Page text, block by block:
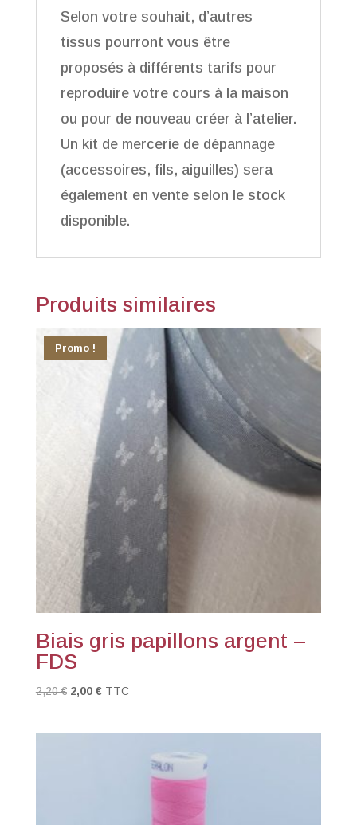
Selon votre souhait, d’autres
tissus pourront vous être
proposés à différents tarifs pour
reproduire votre cours à la maison
ou pour de nouveau créer à l’atelier.
Un kit de mercerie de dépannage
(accessoires, fils, aiguilles) sera
également en vente selon le stock
disponible.
Produits similaires
Promo !
Biais gris papillons argent –
FDS
2,20€ Le
2,00 €LeTTC